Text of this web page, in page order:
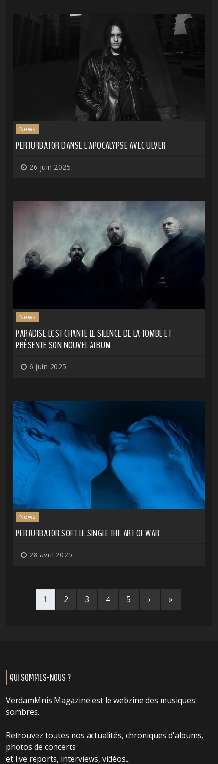
News
PERTURBATOR DANSE L'APOCALYPSE AVEC ULVER
26 juin 2025
News
PARADISE LOST CHANTE LE SILENCE DE LA TOMBE ET
PRÉSENTE SON NOUVEL ALBUM
6 juin 2025
News
PERTURBATOR SORT LE SINGLE THE ART OF WAR
28 avril 2025
1 2 3 4 5 › »
QUI SOMMES-NOUS ?
VerdamMnis Magazine est le webzine des musiques
sombres.
Retrouvez toutes nos actualités, chroniques d'albums,
photos de concerts
et live reports, interviews, vidéos...